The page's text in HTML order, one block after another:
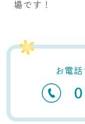
場です！
お電